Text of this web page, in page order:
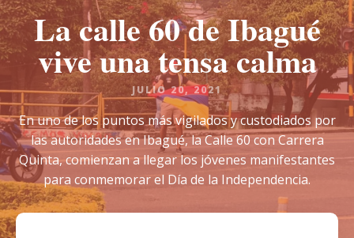
La calle 60 de Ibagué
vive una tensa calma
JULIO 20, 2021
En uno de los puntos más vigilados y custodiados por
las autoridades en Ibagué, la Calle 60 con Carrera
Quinta, comienzan a llegar los jóvenes manifestantes
para conmemorar el Día de la Independencia.